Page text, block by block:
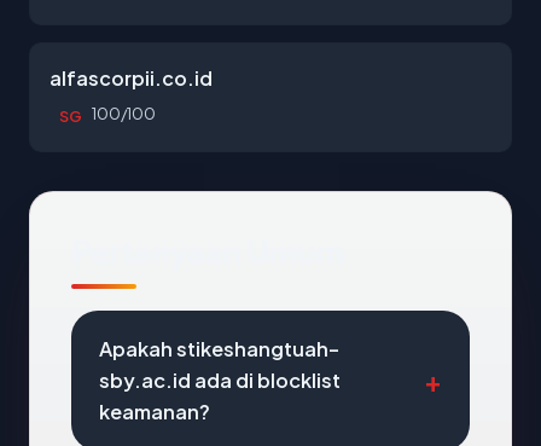
alfascorpii.co.id
SG 100/100
Apakah stikeshangtuah-
sby.ac.id ada di blocklist
keamanan?